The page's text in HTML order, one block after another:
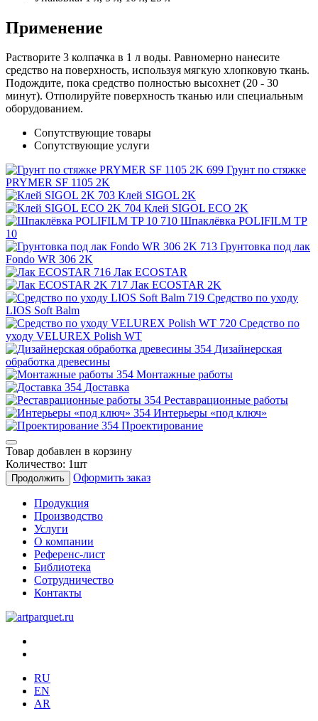
Применение
Растворите 3 колпачка в 1 л воды. Равномерно нанесите
средство на поверхность, используя мягкую хлопковую ткань.
Подождите, пока средство полностью высохнет (20 - 30
минут). Отполируйте поверхность тканью или специальным
оборудованием.
Сопутствующие товары
Сопутствующие услуги
Грунт по стяжке
PRYMER SF 1105 2K
Клей SIGOL 2K
Клей SIGOL ECO 2K
Шпаклёвка POLIFILM TP
10
Грунтовка под лак
Fondo WR 306 2K
Лак ECOSTAR
Лак ECOSTAR 2K
Средство по уходу
LIOS Soft Balm
Средство по
уходу VELUREX Polish WT
Дизайнерская
обработка древесины
Монтажные работы
Доставка
Реставрационные работы
Интерьеры «под ключ»
Проектирование
Товар добавлен в корзину
Количество: 1шт
Продолжить Оформить заказ
Продукция
Производство
Услуги
О компании
Референс-лист
Библиотека
Сотрудничество
Контакты
RU
EN
AR